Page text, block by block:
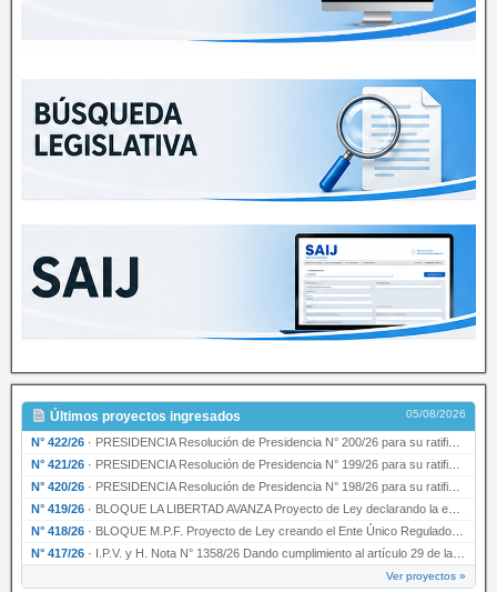
Últimos proyectos ingresados 05/08/2026
N° 422/26 · PRESIDENCIA Resolución de Presidencia N° 200/26 para su ratificación.
N° 421/26 · PRESIDENCIA Resolución de Presidencia N° 199/26 para su ratificación.
N° 420/26 · PRESIDENCIA Resolución de Presidencia N° 198/26 para su ratificación.
N° 419/26 · BLOQUE LA LIBERTAD AVANZA Proyecto de Ley declarando la esencialidad del servicio educativ…
N° 418/26 · BLOQUE M.P.F. Proyecto de Ley creando el Ente Único Regulador de servicios públicos de la …
N° 417/26 · I.P.V. y H. Nota N° 1358/26 Dando cumplimiento al artículo 29 de la Ley provincial N° 1399…
Ver proyectos »